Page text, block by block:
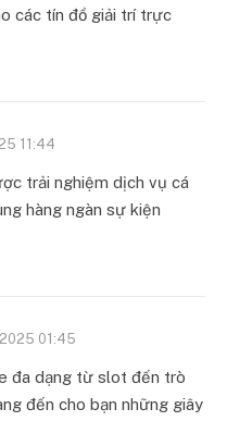
các tín đồ giải trí trực
11:44
trải nghiệm dịch vụ cá
hàng ngàn sự kiện
01:45
đa dạng từ slot đến trò
đến cho bạn những giây